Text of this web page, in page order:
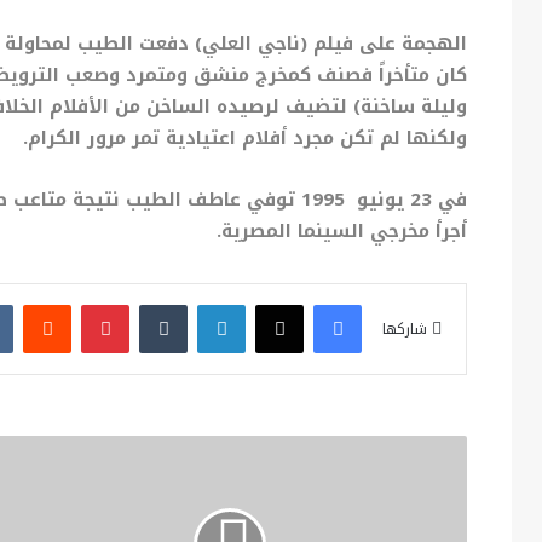
الهجمة على فيلم (ناجي العلي) دفعت الطيب
كان متأخراً فصنف كمخرج منشق ومتمرد وصعب
وليلة ساخنة) لتضيف لرصيده الساخن من الأفلام
ولكنها لم تكن مجرد أفلام اعتيادية تمر مرور الكرام.
في 23 يونيو 1995 توفي عاطف الطيب
أجرأ مخرجي السينما المصرية.
شاركها
فيسبوكX لينكدإن بينتيريست